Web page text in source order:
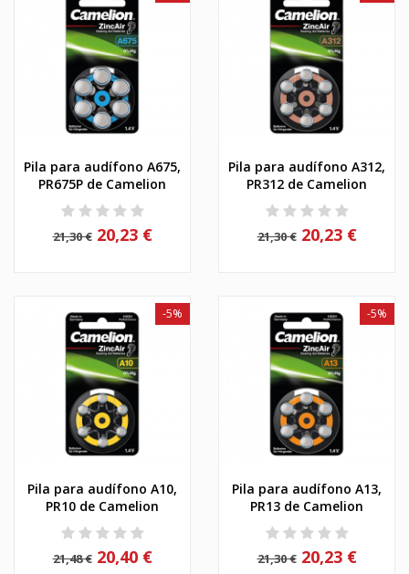
Pila para audífono A675,
PR675P de Camelion
21,30 € 20,23 €
Pila para audífono A312,
PR312 de Camelion
21,30 € 20,23 €
Pila para audífono A10,
PR10 de Camelion
21,48 €
-5%
20,40 €
Pila para audífono A13,
PR13 de Camelion
21,30 €
-5%
20,23 €